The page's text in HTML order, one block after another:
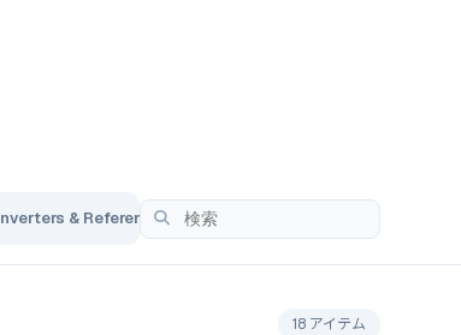
& Reference Pediatric Health
18 アイテム